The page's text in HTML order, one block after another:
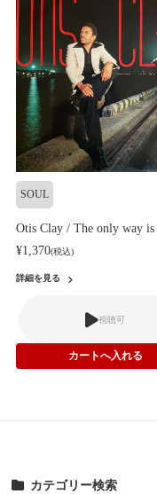
SOUL
Otis Clay / The only way is
¥1,370(税込)
詳細を見る
視聴可
カテゴリー検索